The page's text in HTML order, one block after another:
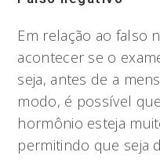
Em relação ao falso
acontecer se o
seja, antes de a
modo, é possível
hormônio esteja
permitindo que seja